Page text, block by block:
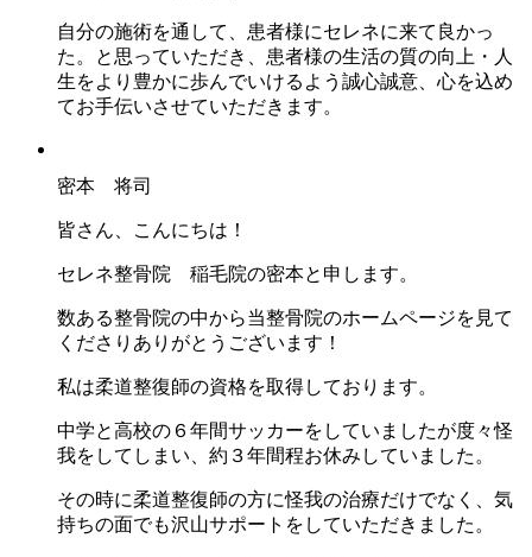
自分の施術を通して、患者様にセレネに来て良かっ
た。と思っていただき、患者様の生活の質の向上・人
生をより豊かに歩んでいけるよう誠心誠意、心を込め
てお手伝いさせていただきます。
密本 将司
皆さん、こんにちは！
セレネ整骨院 稲毛院の密本と申します。
数ある整骨院の中から当整骨院のホームページを見て
くださりありがとうございます！
私は柔道整復師の資格を取得しております。
中学と高校の６年間サッカーをしていましたが度々怪
我をしてしまい、約３年間程お休みしていました。
その時に柔道整復師の方に怪我の治療だけでなく、気
持ちの面でも沢山サポートをしていただきました。